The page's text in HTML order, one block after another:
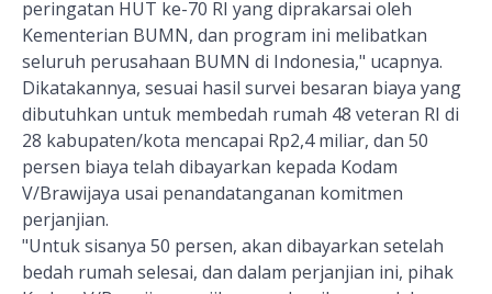
peringatan HUT ke-70 RI yang diprakarsai oleh
Kementerian BUMN, dan program ini melibatkan
seluruh perusahaan BUMN di Indonesia," ucapnya.
Dikatakannya, sesuai hasil survei besaran biaya yang
dibutuhkan untuk membedah rumah 48 veteran RI di
28 kabupaten/kota mencapai Rp2,4 miliar, dan 50
persen biaya telah dibayarkan kepada Kodam
V/Brawijaya usai penandatanganan komitmen
perjanjian.
"Untuk sisanya 50 persen, akan dibayarkan setelah
bedah rumah selesai, dan dalam perjanjian ini, pihak